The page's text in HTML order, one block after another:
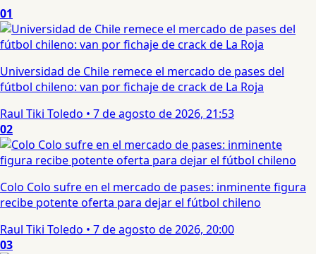
01
Universidad de Chile remece el mercado de pases del
fútbol chileno: van por fichaje de crack de La Roja
Raul Tiki Toledo • 7 de agosto de 2026, 21:53
02
Colo Colo sufre en el mercado de pases: inminente figura
recibe potente oferta para dejar el fútbol chileno
Raul Tiki Toledo • 7 de agosto de 2026, 20:00
03